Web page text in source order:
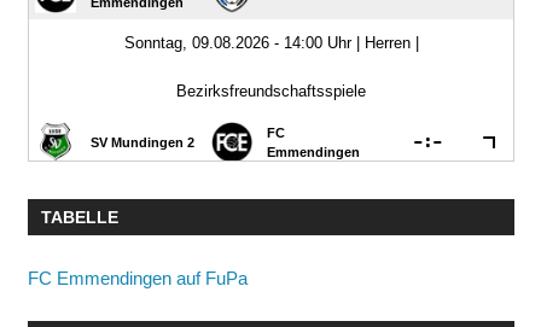
TABELLE
FC Emmendingen auf FuPa